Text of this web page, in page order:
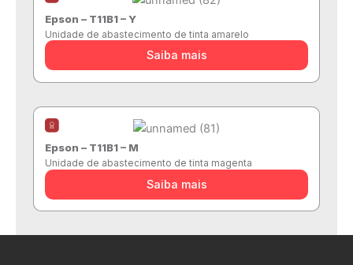
Epson – T11B1 – Y
Unidade de abastecimento de tinta amarelo
Saiba mais
Epson – T11B1 – M
Unidade de abastecimento de tinta magenta
Saiba mais